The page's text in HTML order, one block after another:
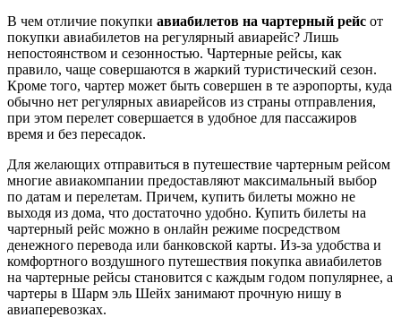
В чем отличие покупки авиабилетов на чартерный рейс от
покупки авиабилетов на регулярный авиарейс? Лишь
непостоянством и сезонностью. Чартерные рейсы, как
правило, чаще совершаются в жаркий туристический сезон.
Кроме того, чартер может быть совершен в те аэропорты, куда
обычно нет регулярных авиарейсов из страны отправления,
при этом перелет совершается в удобное для пассажиров
время и без пересадок.
Для желающих отправиться в путешествие чартерным рейсом
многие авиакомпании предоставляют максимальный выбор
по датам и перелетам. Причем, купить билеты можно не
выходя из дома, что достаточно удобно. Купить билеты на
чартерный рейс можно в онлайн режиме посредством
денежного перевода или банковской карты. Из-за удобства и
комфортного воздушного путешествия покупка авиабилетов
на чартерные рейсы становится с каждым годом популярнее, а
чартеры в Шарм эль Шейх занимают прочную нишу в
авиаперевозках.